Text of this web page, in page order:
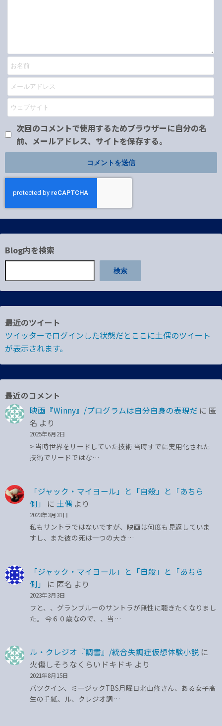
次回のコメントで使用するためブラウザーに自分の名
前、メールアドレス、サイトを保存する。
Blog内を検索
検索
最近のツイート
ツイッターでログインした状態だとここに土偶のツイート
が表示されます。
最近のコメント
映画『Winny』/プログラムは自分自身の表現だ に 匿
名 より
2025年6月2日
> 当時世界をリードしていた技術 当時すでに実用化された
技術でリードではな…
「ジャック・マイヨール」と「自殺」と「あちら
側」
に 土偶 より
2023年3月31日
私もサントラではないですが、映画は何度も見返していま
すし、また彼の死は一つの大き…
「ジャック・マイヨール」と「自殺」と「あちら
側」
に 匿名 より
2023年3月3日
フと、、グランブルーのサントラが無性に聴きたくなりまし
た。 今６０歳なので、、当…
ル・クレジオ『調書』/統合失調症仮想体験小説 に
火傷しそうなくらいドキドキ より
2021年8月15日
バツクイン、ミージックTBS月曜日北山修さん、ある女子高
生の手紙、ル、クレジオ調…